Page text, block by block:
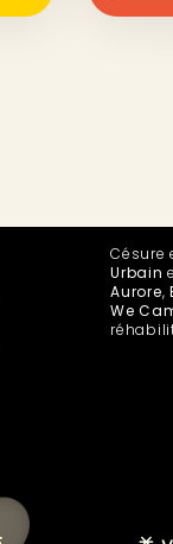
Césure
Urbain
Aurore,
We